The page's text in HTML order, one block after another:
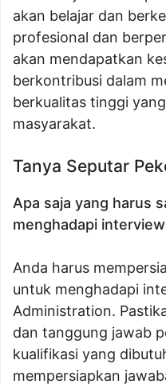
akan belajar dan
profesional dan
akan mendapatkan
berkontribusi dalam
berkualitas tinggi
masyarakat.
Tanya Seputar
Apa saja yang harus
menghadapi
Anda harus
untuk menghadapi
Administration.
dan tanggung jawab
kualifikasi yang
mempersiapkan